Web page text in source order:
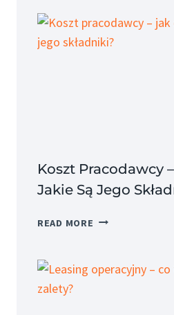
Koszt Pracodawcy
Jakie Są Jego
READ MORE KOSZT
JAK